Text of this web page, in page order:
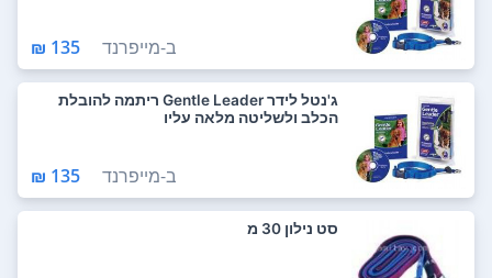
ב-מייפרנד 135 ₪
ג'נטל לידר Gentle Leader ריתמה להובלת
הכלב ולשליטה מלאה עליו
ב-מייפרנד 135 ₪
סט נילון 30 מ